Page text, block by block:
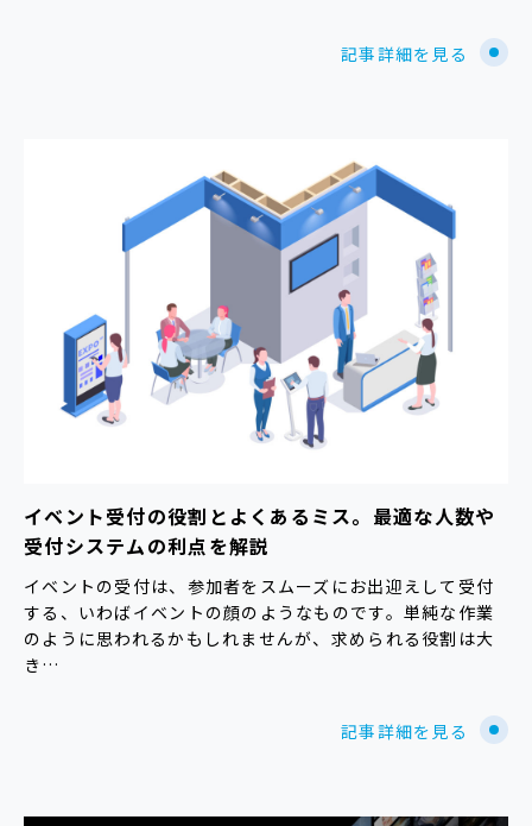
記事詳細を見る
イベント受付の役割とよくあるミス。最適な人数や
受付システムの利点を解説
イベントの受付は、参加者をスムーズにお出迎えして受付
する、いわばイベントの顔のようなものです。単純な作業
のように思われるかもしれませんが、求められる役割は大
き…
記事詳細を見る